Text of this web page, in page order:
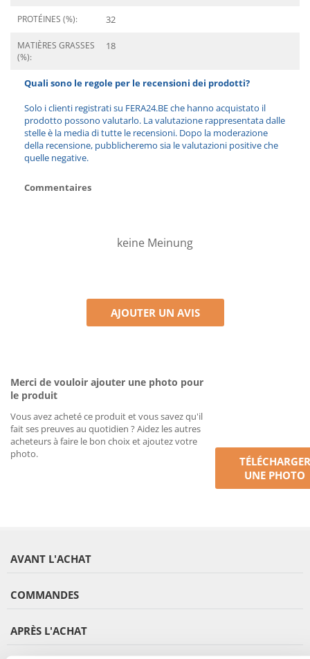
PROTÉINES (%): 32
MATIÈRES GRASSES
(%):
18
Quali sono le regole per le recensioni dei prodotti?
Solo i clienti registrati su FERA24.BE che hanno acquistato il
prodotto possono valutarlo. La valutazione rappresentata dalle
stelle è la media di tutte le recensioni. Dopo la moderazione
della recensione, pubblicheremo sia le valutazioni positive che
quelle negative.
Commentaires
keine Meinung
AJOUTER UN AVIS
Merci de vouloir ajouter une photo pour
le produit
Vous avez acheté ce produit et vous savez qu'il
fait ses preuves au quotidien ? Aidez les autres
acheteurs à faire le bon choix et ajoutez votre
photo.
TÉLÉCHARGER
UNE PHOTO
AVANT L'ACHAT
COMMANDES
APRÈS L'ACHAT